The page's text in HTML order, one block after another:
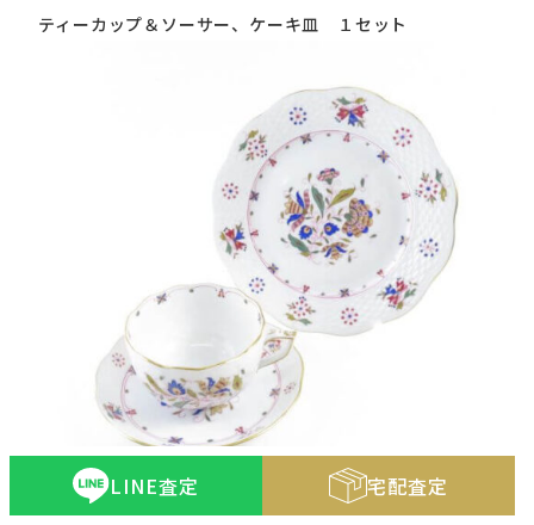
ティーカップ＆ソーサー、ケーキ皿 １セット
状態：美品～未使用品
LINE査定 宅配査定